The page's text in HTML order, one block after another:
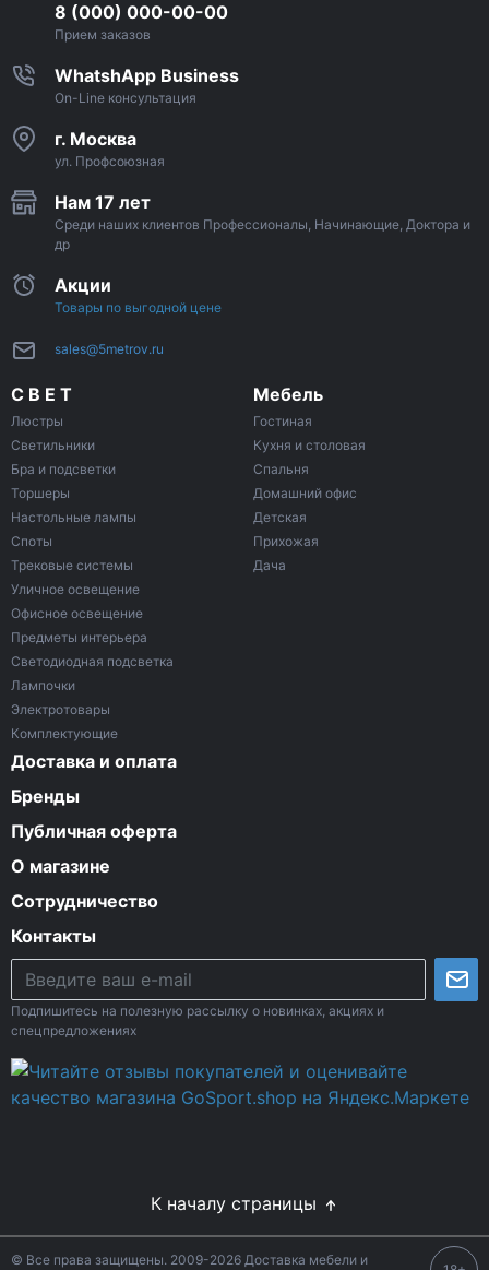
8 (000) 000-00-00
Прием заказов
WhatshApp Business
On-Line консультация
г. Москва
ул. Профсоюзная
Нам 17 лет
Среди наших клиентов Профессионалы, Начинающие, Доктора и
др
Акции
Товары по выгодной цене
sales@5metrov.ru
С В Е Т
Люстры
Светильники
Бра и подсветки
Торшеры
Настольные лампы
Споты
Трековые системы
Уличное освещение
Офисное освещение
Предметы интерьера
Светодиодная подсветка
Лампочки
Электротовары
Комплектующие
Мебель
Гостиная
Кухня и столовая
Спальня
Домашний офис
Детская
Прихожая
Дача
Доставка и оплата
Бренды
Публичная оферта
О магазине
Сотрудничество
Контакты
Подпишитесь на полезную рассылку о новинках, акциях и
спецпредложениях
К началу страницы
© Все права защищены. 2009-2026 Доставка мебели и